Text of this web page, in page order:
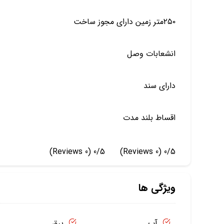
۲۵۰متر زمین دارای مجوز ساخت
انشعابات وصل
دارای سند
اقساط بلند مدت
0/5
(0 Reviews)
0/5
(0 Reviews)
ویژگی ها